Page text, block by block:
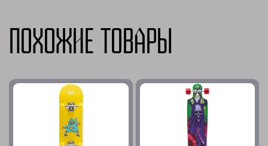
Похожие товары